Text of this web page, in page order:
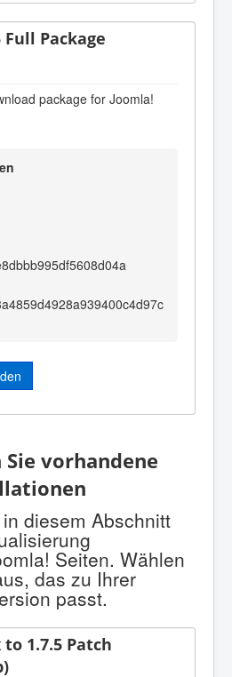
Full Package
package for Joomla!
vorhandene
diesem Abschnitt
Seiten. Wählen
das zu Ihrer
passt.
to 1.7.5 Patch